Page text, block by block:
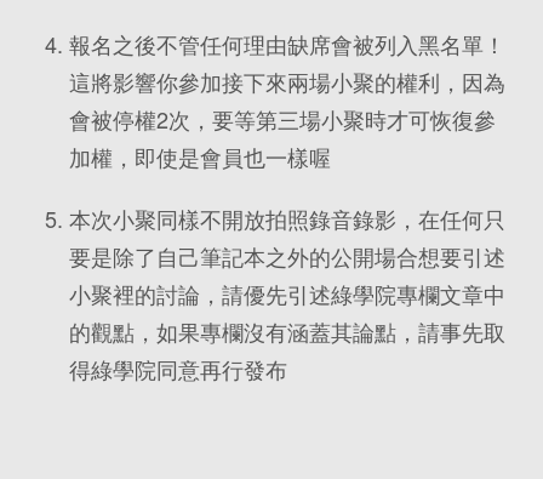
報名之後不管任何理由缺席會被列入黑名單！
這將影響你參加接下來兩場小聚的權利，因為
會被停權2次，要等第三場小聚時才可恢復參
加權，即使是會員也一樣喔
本次小聚同樣不開放拍照錄音錄影，在任何只
要是除了自己筆記本之外的公開場合想要引述
小聚裡的討論，請優先引述綠學院專欄文章中
的觀點，如果專欄沒有涵蓋其論點，請事先取
得綠學院同意再行發布